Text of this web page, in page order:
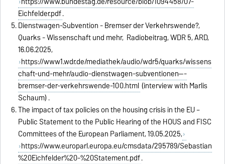
Eichfelder.pdf.
Dienstwagen-Subvention - Bremser der Verkehrswende?,
Quarks - Wissenschaft und mehr, Radiobeitrag, WDR 5, ARD,
16.06.2025,
https://www1.wdr.de/mediathek/audio/wdr5/quarks/wissens
chaft-und-mehr/audio-dienstwagen-subventionen---
bremser-der-verkehrswende-100.html (interview with Marlis
Schaum) .
The impact of tax policies on the housing crisis in the EU –
Public Statement to the Public Hearing of the HOUS and FISC
Committees of the European Parliament, 19.05.2025,
https://www.europarl.europa.eu/cmsdata/295789/Sebastian
%20Eichfelder%20-%20Statement.pdf.